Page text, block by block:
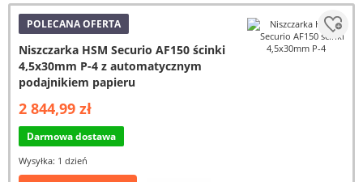
POLECANA OFERTA
Niszczarka HSM Securio AF150 ścinki
4,5x30mm P-4 z automatycznym
podajnikiem papieru
2 844,99 zł
Darmowa dostawa
Wysyłka: 1 dzień